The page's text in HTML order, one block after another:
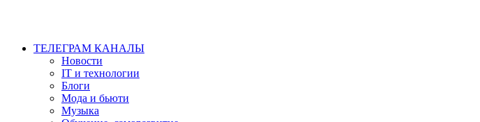
ТЕЛЕГРАМ КАНАЛЫ
Новости
IT и технологии
Блоги
Мода и бьюти
Музыка